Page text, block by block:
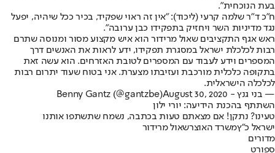
בעת הנוכחית".
ח"כ ד"ר שלמה קרעי (ליכוד): ״אין זה ראוי שפקיד, בכיר ככל שיהיה, יפעל
נגד מדיניות השר ויחזיק בתפקידו כבן ערובה".
ראש אגף התקציבים שאול מרידור הוא איש מקצוע מסור ומנוסה שתרם
רבות לכלכלת ישראל במסגרת תפקידו, ידע לראות את האנשים דרך
המספרים וידע לעבוד עם המספרים לטובת האזרחים. הוא עשה זאת
בתקופה כלכלית מורכבת ועזיבתו מצערת. אני בטוח שעוד יתרום רבות
לכלכלה הישראלית.
— בני גנץ - Benny Gantz (@gantzbe) August 30, 2020
השתתף בהכנת הידיעה: יורי ילון
טעינו? נתקן! אם מצאתם טעות בכתבה, נשמח שתשתפו אותנו
ישראל כ"ץמשרד האוצרשאול מרידור
מדורים
ספורט